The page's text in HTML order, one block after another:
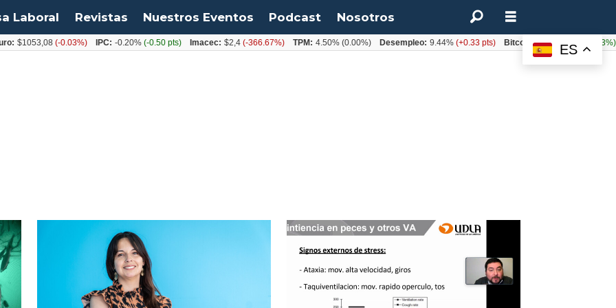
Laboral Revistas Nuestros Eventos Podcast Nosotros
ES
$1053,08(-0.03%) IPC: -0.20%(-0.50 pts) Imacec: $2,4(-366.67%) TPM: 4.50%(0.00%) Desempleo: 9.44%(+0.33 pts) Bitcoin: $64.600,08 (+2.93%)